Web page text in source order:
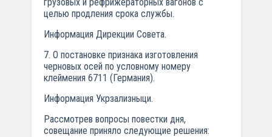
целью продления срока службы.
Информация Дирекции Совета.
7. О постановке признака изготовления
черновых осей по условному номеру
клеймения 6711 (Германия).
Информация Укрзализныци.
Рассмотрев вопросы повестки дня,
совещание приняло следующие решения: